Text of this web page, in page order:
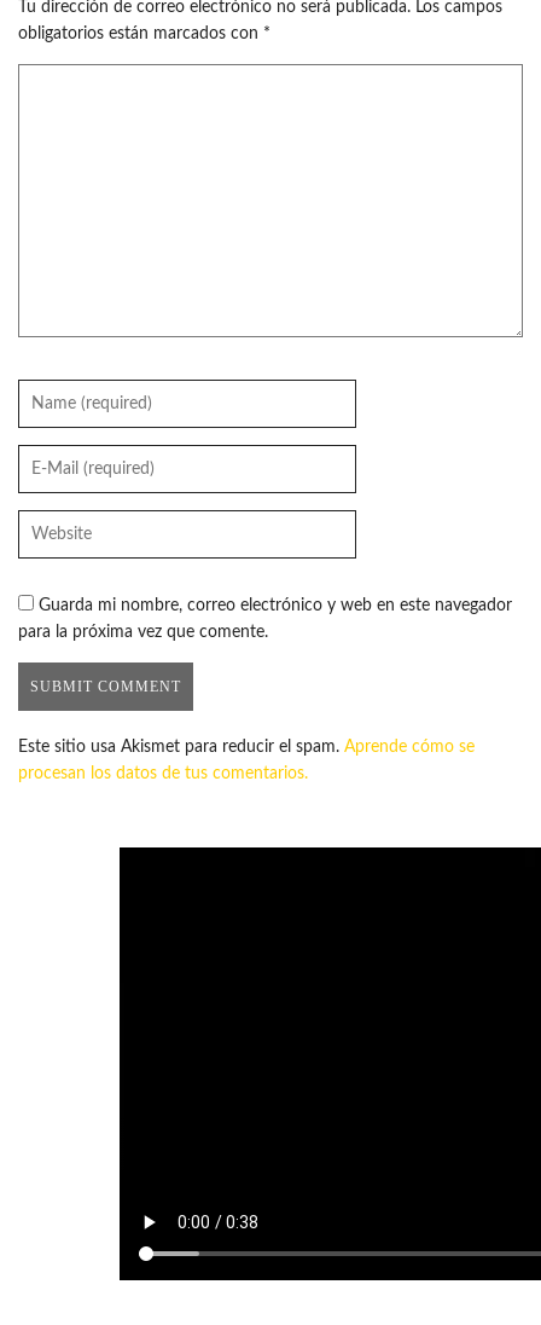
Tu dirección de correo electrónico no será publicada. Los campos
obligatorios están marcados con *
Guarda mi nombre, correo electrónico y web en este navegador
para la próxima vez que comente.
Este sitio usa Akismet para reducir el spam. Aprende cómo se
procesan los datos de tus comentarios.